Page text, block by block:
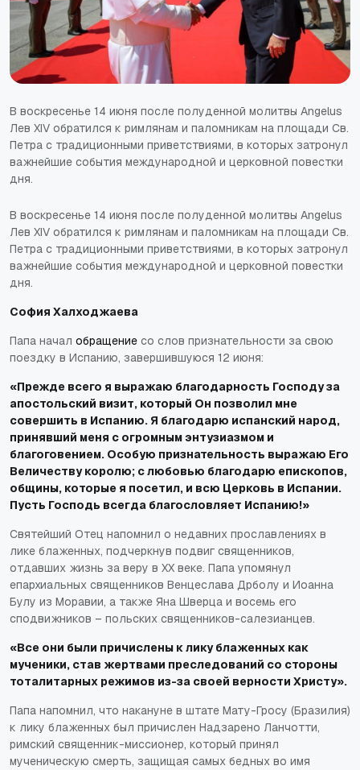
В воскресенье 14 июня после полуденной молитвы Angelus
Лев XIV обратился к римлянам и паломникам на площади Св.
Петра с традиционными приветствиями, в которых затронул
важнейшие события международной и церковной повестки
дня.
В воскресенье 14 июня после полуденной молитвы Angelus
Лев XIV обратился к римлянам и паломникам на площади Св.
Петра с традиционными приветствиями, в которых затронул
важнейшие события международной и церковной повестки
дня.
София Халходжаева
Папа начал обращение со слов признательности за свою
поездку в Испанию, завершившуюся 12 июня:
«Прежде всего я выражаю благодарность Господу за
апостольский визит, который Он позволил мне
совершить в Испанию. Я благодарю испанский народ,
принявший меня с огромным энтузиазмом и
благоговением. Особую признательность выражаю Его
Величеству королю; с любовью благодарю епископов,
общины, которые я посетил, и всю Церковь в Испании.
Пусть Господь всегда благословляет Испанию!»
Святейший Отец напомнил о недавних прославлениях в
лике блаженных, подчеркнув подвиг священников,
отдавших жизнь за веру в XX веке. Папа упомянул
епархиальных священников Венцеслава Дрболу и Иоанна
Булу из Моравии, а также Яна Шверца и восемь его
сподвижников – польских священников-салезианцев.
«Все они были причислены к лику блаженных как
мученики, став жертвами преследований со стороны
тоталитарных режимов из-за своей верности Христу».
Папа напомнил, что накануне в штате Мату-Гросу (Бразилия)
к лику блаженных был причислен Надзарено Ланчотти,
римский священник-миссионер, который принял
мученическую смерть, защищая самых бедных во имя